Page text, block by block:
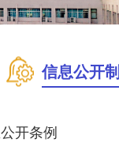
信息公开
开条例